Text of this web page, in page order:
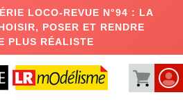
LOCO-REVUE N°94 : LA
POSER ET RENDRE
PLUS RÉALISTE